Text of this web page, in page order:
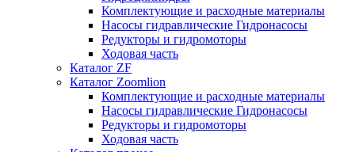
Комплектующие и расходные материалы
Насосы гидравлические Гидронасосы
Редукторы и гидромоторы
Ходовая часть
Каталог ZF
Каталог Zoomlion
Комплектующие и расходные материалы
Насосы гидравлические Гидронасосы
Редукторы и гидромоторы
Ходовая часть